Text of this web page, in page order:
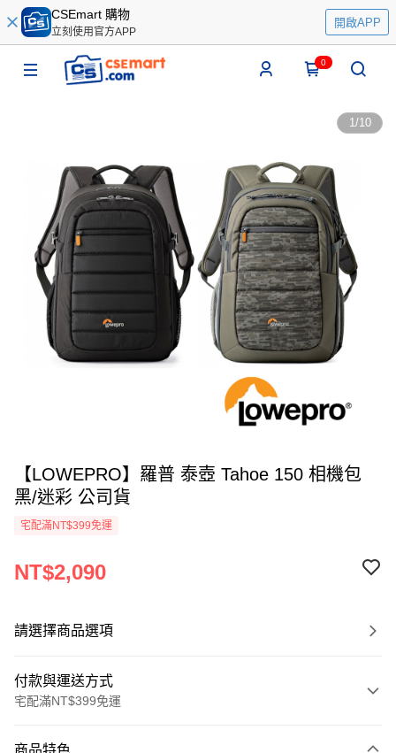
CSEmart 購物
立刻使用官方APP
開啟APP
0
1/10
【LOWEPRO】羅普 泰壺 Tahoe 150 相機包
黑/迷彩 公司貨
宅配滿NT$399免運
NT$2,090
請選擇商品選項
付款與運送方式
宅配滿NT$399免運
商品特色